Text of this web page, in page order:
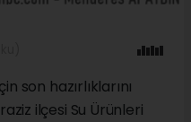
son hazırlıklarını
ilçesi Su Ürünleri